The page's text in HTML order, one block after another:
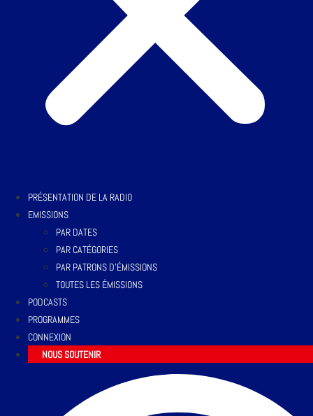
PRÉSENTATION DE LA RADIO
EMISSIONS
PAR DATES
PAR CATÉGORIES
PAR PATRONS D’ÉMISSIONS
TOUTES LES ÉMISSIONS
PODCASTS
PROGRAMMES
CONNEXION
NOUS SOUTENIR